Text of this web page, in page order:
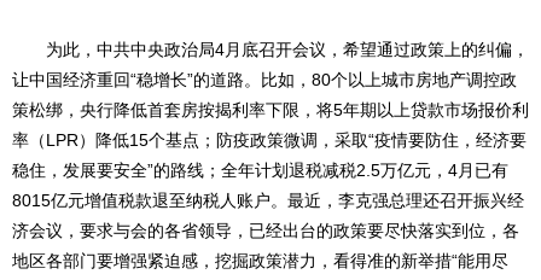
为此，中共中央政治局4月底召开会议，希望通过政策上的纠偏，
让中国经济重回“稳增长”的道路。比如，80个以上城市房地产调控政
策松绑，央行降低首套房按揭利率下限，将5年期以上贷款市场报价利
率（LPR）降低15个基点；防疫政策微调，采取“疫情要防住，经济要
稳住，发展要安全”的路线；全年计划退税减税2.5万亿元，4月已有
8015亿元增值税款退至纳税人账户。最近，李克强总理还召开振兴经
济会议，要求与会的各省领导，已经出台的政策要尽快落实到位，各
地区各部门要增强紧迫感，挖掘政策潜力，看得准的新举措“能用尽